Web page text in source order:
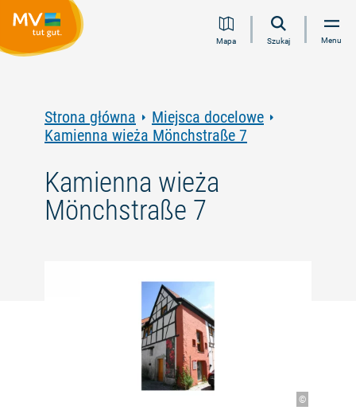
Przejdź
Przejdź
Przejdź
Przejdź
Mapa Szukaj Menu
Strona główna
Miejsca docelowe
Kamienna wieża Mönchstraße 7
Kamienna wieża
Mönchstraße 7
©